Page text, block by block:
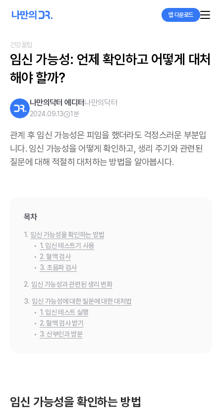
앱 다운로드
건강꿀팁
임신 가능성: 언제 확인하고 어떻게 대처
해야 할까?
나만의닥터 에디터나만의닥터
2024.09.13 1 분
관계 후 임신 가능성은 피임을 했더라도 걱정스러운 부분입
니다. 임신 가능성을 어떻게 확인하고, 생리 주기와 관련된
질문에 대해 적절히 대처하는 방법을 알아봅시다.
목차
1. 임신 가능성을 확인하는 방법
• 1. 임신 테스트기 사용
• 2. 혈액 검사
• 3. 초음파 검사
2. 임신 가능성과 관련된 생리 변화
3. 임신 가능성에 대한 질문에 대한 대처법
• 1. 임신 테스트 실행
• 2. 혈액 검사 받기
• 3. 산부인과 방문
임신 가능성을 확인하는 방법